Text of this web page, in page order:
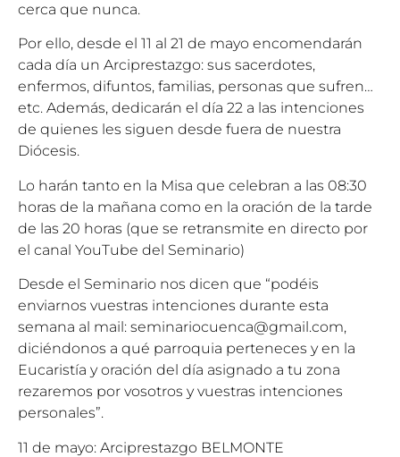
cerca que nunca.
Por ello, desde el 11 al 21 de mayo encomendarán
cada día un Arciprestazgo: sus sacerdotes,
enfermos, difuntos, familias, personas que sufren…
etc. Además, dedicarán el día 22 a las intenciones
de quienes les siguen desde fuera de nuestra
Diócesis.
Lo harán tanto en la Misa que celebran a las 08:30
horas de la mañana como en la oración de la tarde
de las 20 horas (que se retransmite en directo por
el canal YouTube del Seminario)
Desde el Seminario nos dicen que “podéis
enviarnos vuestras intenciones durante esta
semana al mail: seminariocuenca@gmail.com,
diciéndonos a qué parroquia perteneces y en la
Eucaristía y oración del día asignado a tu zona
rezaremos por vosotros y vuestras intenciones
personales”.
11 de mayo: Arciprestazgo BELMONTE